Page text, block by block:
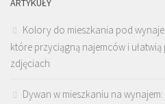
ARTYKUŁY
Kolory do mieszkania pod
które przyciągną najemców i
zdjęciach
Dywan w mieszkaniu na